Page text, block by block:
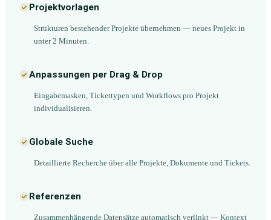
Projektvorlagen
Strukturen bestehender Projekte übernehmen — neues Projekt in
unter 2 Minuten.
Anpassungen per Drag & Drop
Eingabemasken, Tickettypen und Workflows pro Projekt
individualisieren.
Globale Suche
Detaillierte Recherche über alle Projekte, Dokumente und Tickets.
Referenzen
Zusammenhängende Datensätze automatisch verlinkt — Kontext